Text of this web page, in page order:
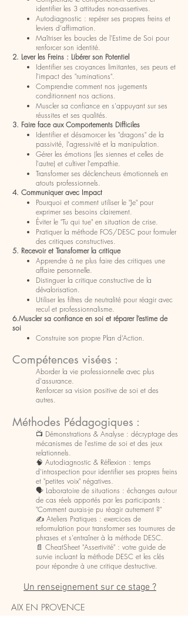
identifier les 3 attitudes non-assertives.
Autodiagnostic : repérer ses propres freins et
leviers d'affirmation.
Maîtriser les boucles de l'Estime de Soi pour
renforcer son identité.
2. Lever les Freins : Libérer son Potentiel
Identifier ses croyances limitantes, ses peurs et
l'impact des "ruminations".
Comprendre comment nos jugements
conditionnent nos actions.
Muscler sa confiance en s'appuyant sur ses
réussites et ses qualités.
3. Faire face aux Comportements Difficiles
Identifier et désamorcer les "dragons" de la
passivité, l'agressivité et la manipulation.
Gérer les émotions (les siennes et celles de
l'autre) et cultiver l'empathie.
Transformer ses déclencheurs émotionnels en
atouts professionnels.
4. Communiquer avec Impact
Pourquoi et comment utiliser le "Je" pour
exprimer ses besoins clairement.
Éviter le "Tu qui tue" en situation de crise.
Pratiquer la méthode FOS/DESC pour formuler
des critiques constructives.
5. Recevoir et Transformer la critique
Apprendre à ne plus faire des critiques une
affaire personnelle.
Distinguer la critique constructive de la
dévalorisation.
Utiliser les filtres de neutralité pour réagir avec
recul et professionnalisme.
6.Muscler sa confiance en soi et réparer l’estime de
soi
Construire son propre Plan d’Action.
Compétences visées :
Aborder la vie professionnelle avec plus
d'assurance.
Renforcer sa vision positive de soi et des
autres.
Méthodes Pédagogiques :
📺 Démonstrations & Analyse : décryptage des
mécanismes de l'estime de soi et des jeux
relationnels.
🧠 Autodiagnostic & Réflexion : temps
d'introspection pour identifier ses propres freins
et "petites voix" négatives.
🗣️ Laboratoire de situations : échanges autour
de cas réels apportés par les participants :
"Comment aurais-je pu réagir autrement ?"
✍️ Ateliers Pratiques : exercices de
reformulation pour transformer ses tournures de
phrases et s'entraîner à la méthode DESC.
📄 CheatSheet "Assertivité" : votre guide de
survie incluant la méthode DESC et les clés
pour répondre à une critique destructive.
Un renseignement sur ce stage ?
​AIX EN PROVENCE